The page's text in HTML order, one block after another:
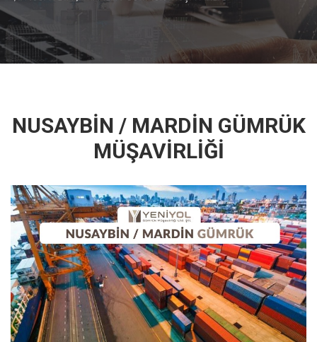
NUSAYBİN / MARDİN GÜMRÜK
MÜŞAVİRLİĞİ